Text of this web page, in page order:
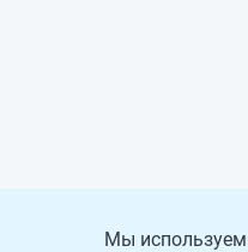
Мы используем